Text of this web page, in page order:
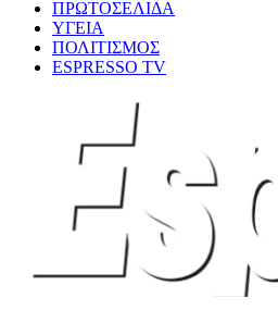
ΠΡΩΤΟΣΕΛΙΔΑ
ΥΓΕΙΑ
ΠΟΛΙΤΙΣΜΟΣ
ESPRESSO TV